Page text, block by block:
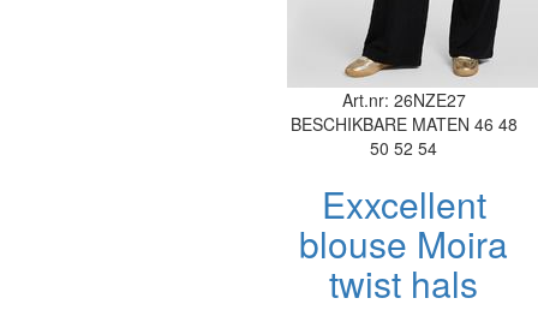
Art.nr: 26NZE27
BESCHIKBARE MATEN 46 48
50 52 54
Exxcellent
blouse Moira
twist hals